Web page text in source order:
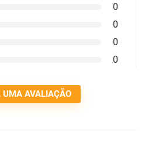
0
0
0
0
UMA AVALIAÇÃO